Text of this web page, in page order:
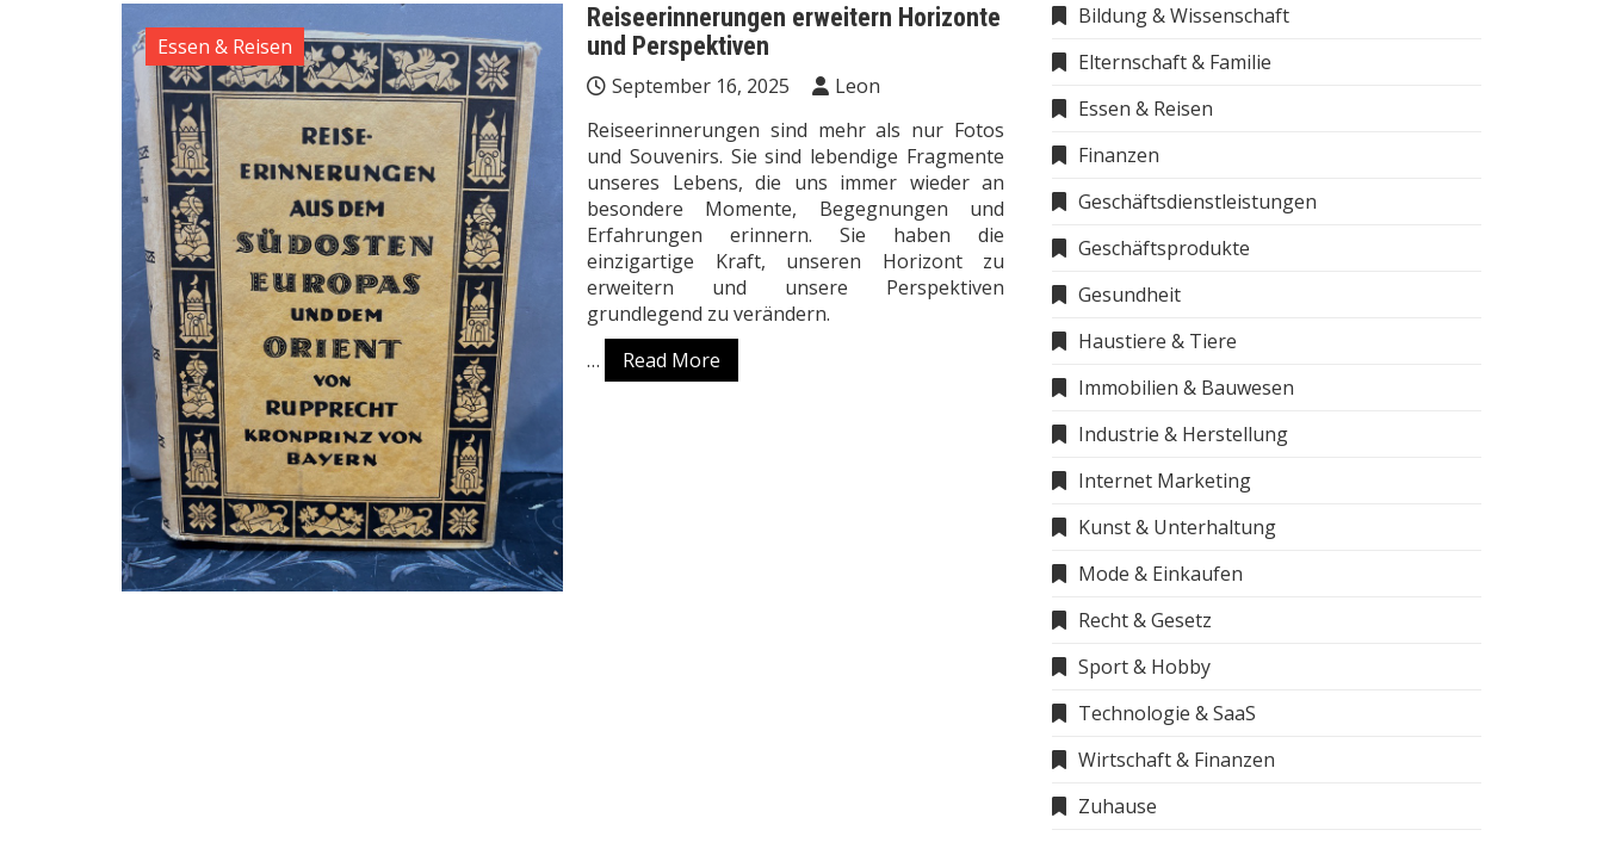
Essen & Reisen
Reiseerinnerungen erweitern Horizonte
und Perspektiven
September 16, 2025
Leon
Reiseerinnerungen sind mehr als nur Fotos
und Souvenirs. Sie sind lebendige Fragmente
unseres Lebens, die uns immer wieder an
besondere Momente, Begegnungen und
Erfahrungen erinnern. Sie haben die
einzigartige Kraft, unseren Horizont zu
erweitern und unsere Perspektiven
grundlegend zu verändern.
…
Read More
Bildung & Wissenschaft
Elternschaft & Familie
Essen & Reisen
Finanzen
Geschäftsdienstleistungen
Geschäftsprodukte
Gesundheit
Haustiere & Tiere
Immobilien & Bauwesen
Industrie & Herstellung
Internet Marketing
Kunst & Unterhaltung
Mode & Einkaufen
Recht & Gesetz
Sport & Hobby
Technologie & SaaS
Wirtschaft & Finanzen
Zuhause